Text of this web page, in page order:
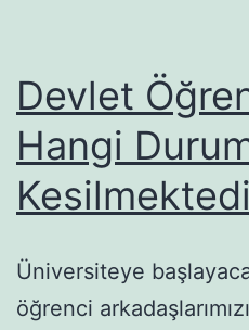
Devlet
Hangi
Üniversiteye
öğrenci